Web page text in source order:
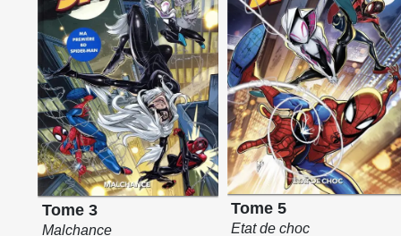
Tome 3
Malchance
Tome 5
Etat de choc